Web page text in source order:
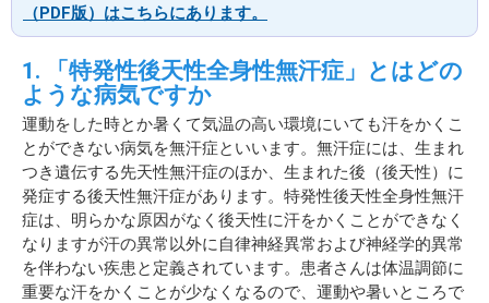
（PDF版）はこちらにあります。
1. 「特発性後天性全身性無汗症」とはどの
ような病気ですか
運動をした時とか暑くて気温の高い環境にいても汗をかくこ
とができない病気を無汗症といいます。無汗症には、生まれ
つき遺伝する先天性無汗症のほか、生まれた後（後天性）に
発症する後天性無汗症があります。特発性後天性全身性無汗
症は、明らかな原因がなく後天性に汗をかくことができなく
なりますが汗の異常以外に自律神経異常および神経学的異常
を伴わない疾患と定義されています。患者さんは体温調節に
重要な汗をかくことが少なくなるので、運動や暑いところで